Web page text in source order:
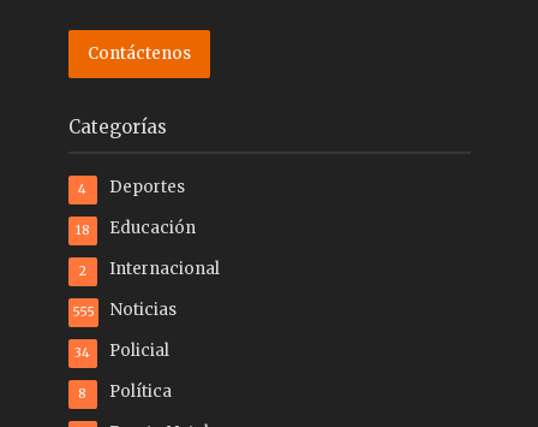
Contáctenos
Categorías
Deportes
4
Educación
18
Internacional
2
Noticias
555
Policial
34
Política
8